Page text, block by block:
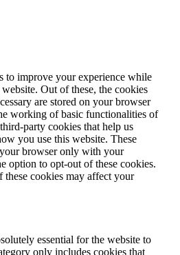
to improve your experience while
Out of these, the cookies
are stored on your browser
working of basic functionalities of
party cookies that help us
you use this website. These
browser only with your
option to opt-out of these cookies.
cookies may affect your
essential for the website to
only includes cookies that